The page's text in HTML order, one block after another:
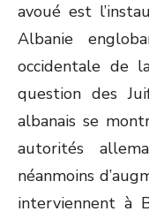
avoué est
Albanie
occidentale de
question des
albanais se
autorités
néanmoins
interviennent à